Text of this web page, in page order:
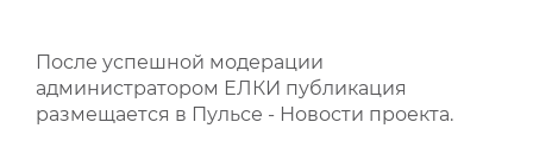
После успешной модерации
администратором ЕЛКИ публикация
размещается в Пульсе - Новости проекта.